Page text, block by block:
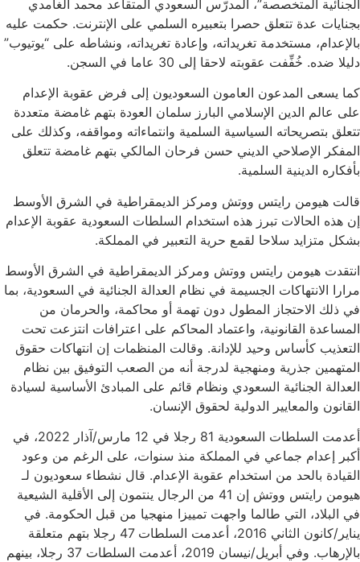
الجنائية المتخصصة”، المدرّس السعودي المتقاعد محمد الغامدي
بجنايات عدة تتعلق حصرا بتعبيره السلمي على الإنترنت. حكمت عليه
بالإعدام، مستخدمة تغريداته، وإعادة تغريداته، ونشاطه على “يوتيوب”
دليلا ضده. خُفِّفت عقوبته لاحقا إلى 30 عاما في السجن.
كما يسعى المدعون العامون السعوديون إلى فرض عقوبة الإعدام
على عالم الدين الإسلامي البارز سلمان العودة بتهم غامضة متعددة
تتعلق بتصريحاته السياسية السلمية وانتماءاته ومواقفه، وكذلك على
المفكر الإصلاحي الديني حسن فرحان المالكي بتهم غامضة تتعلق
بأفكاره الدينية السلمية.
قالت هيومن رايتس ووتش ومركز الديمقراطية في الشرق الأوسط
إن هذه الحالات تبرز هذه استخدام السلطات السعودية عقوبة الإعدام
بشكل متزايد سلاحا لقمع حرية التعبير في المملكة.
انتقدت هيومن رايتس ووتش ومركز الديمقراطية في الشرق الأوسط
مرارا الانتهاكات الجسيمة في نظام العدالة الجنائية في السعودية، بما
في ذلك الاحتجاز المطول دون تهمة أو محاكمة، والحرمان من
المساعدة القانونية، واعتماد المحاكم على اعترافات انتزعت تحت
التعذيب كأساس وحيد للإدانة. وقالت المنظمات إن انتهاكات حقوق
المتهمين جذرية ومنهجية لدرجة أنه من الصعب التوفيق بين نظام
العدالة الجنائية السعودي ونظام قائم على المبادئ الأساسية لسيادة
القانون والمعايير الدولية لحقوق الإنسان.
أعدمت السلطات السعودية 81 رجلا في 12 مارس/آذار 2022، في
أكبر إعدام جماعي في المملكة منذ سنوات، على الرغم من وعود
القيادة بالحد من استخدام عقوبة الإعدام. قال نشطاء سعوديون لـ
هيومن رايتس ووتش إن 41 من الرجال ينتمون إلى الأقلية الشيعية
في البلاد، التي طالما واجهت تمييزا منهجيا من قبل الحكومة. في
يناير/كانون الثاني 2016، أعدمت السلطات 47 رجلا بتهم متعلقة
بالإرهاب. وفي أبريل/نيسان 2019، أعدمت السلطات 37 رجلا، بينهم